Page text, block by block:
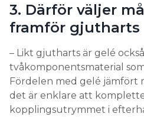
3. Därför väljer
framför gjutharts
– Likt gjutharts är gelé
tvåkomponentsmaterial
Fördelen med gelé jämfört
det är enklare att
kopplingsutrymmet i